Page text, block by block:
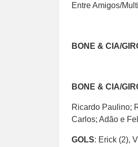
Entre Amigos/
BONE & CIA/
BONE & CIA/
Ricardo Paulino;
Carlos; Adão e
GOLS: Erick (2),